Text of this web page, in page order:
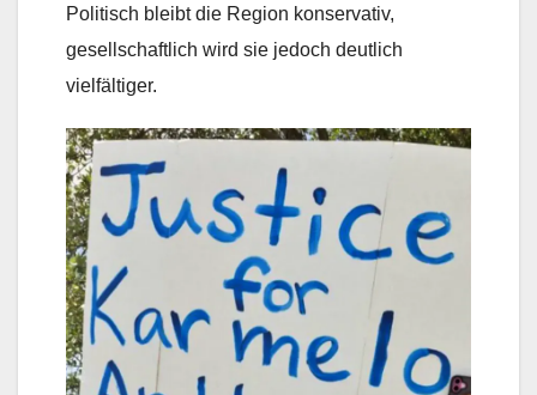
Politisch bleibt die Region konservativ,
gesellschaftlich wird sie jedoch deutlich
vielfältiger.